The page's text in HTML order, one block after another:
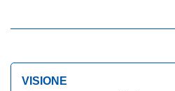
VISIONE